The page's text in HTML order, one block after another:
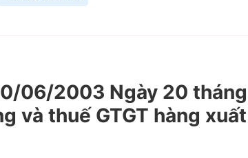
06/2003 Ngày 20
và thuế GTGT hàng